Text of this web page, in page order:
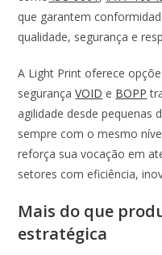
que garantem
qualidade, segurança e
A Light Print oferece
segurançaVOID e BOPP
agilidade desde pequenas
sempre com o mesmo
reforça sua vocação em
setores com eficiência,
Mais do que
estratégica